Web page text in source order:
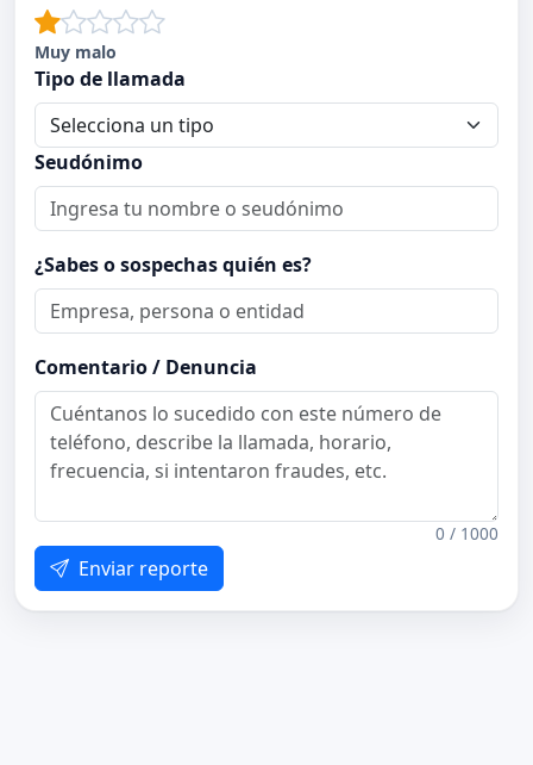
Muy malo
Tipo de llamada
Seudónimo
¿Sabes o sospechas quién es?
Comentario / Denuncia
0 / 1000
Enviar reporte